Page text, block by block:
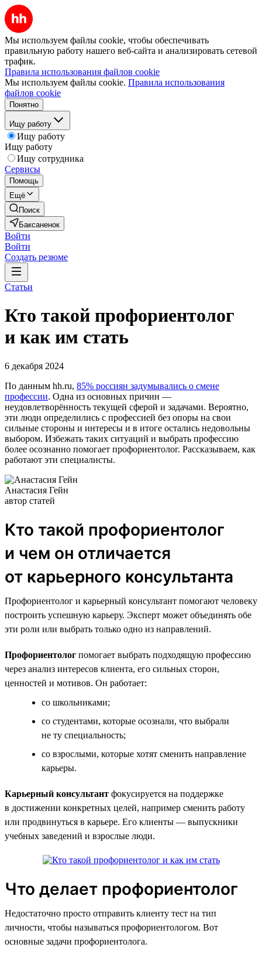
Мы используем файлы cookie, чтобы обеспечивать
правильную работу нашего веб-сайта и анализировать сетевой
трафик.
Правила использования файлов cookie
Мы используем файлы cookie. Правила использования
файлов cookie
Понятно
Ищу работу
Ищу работу
Ищу работу
Ищу сотрудника
Сервисы
Помощь
Ещё
Поиск
Баксаненок
Войти
Войти
Создать резюме
Статьи
Кто такой профориентолог
и как им стать
6 декабря 2024
По данным hh.ru, 85% россиян задумывались о смене
профессии. Одна из основных причин —
неудовлетворённость текущей сферой и задачами. Вероятно,
эти люди определились с профессией без опоры на свои
сильные стороны и интересы и в итоге остались недовольны
выбором. Избежать таких ситуаций и выбрать профессию
более осознанно помогает профориентолог. Рассказываем, как
работают эти специалисты.
Анастасия Гейн
автор статей
Кто такой профориентолог
и чем он отличается
от карьерного консультанта
Профориентолог и карьерный консультант помогают человеку
построить успешную карьеру. Эксперт может объединять обе
эти роли или выбрать только одно из направлений.
Профориентолог помогает выбрать подходящую профессию
через анализ интересов клиента, его сильных сторон,
ценностей и мотивов. Он работает:
со школьниками;
со студентами, которые осознали, что выбрали
не ту специальность;
со взрослыми, которые хотят сменить направление
карьеры.
Карьерный консультант фокусируется на поддержке
в достижении конкретных целей, например сменить работу
или продвинуться в карьере. Его клиенты — выпускники
учебных заведений и взрослые люди.
Что делает профориентолог
Недостаточно просто отправить клиенту тест на тип
личности, чтобы называться профориентологом. Вот
основные задачи профориентолога.